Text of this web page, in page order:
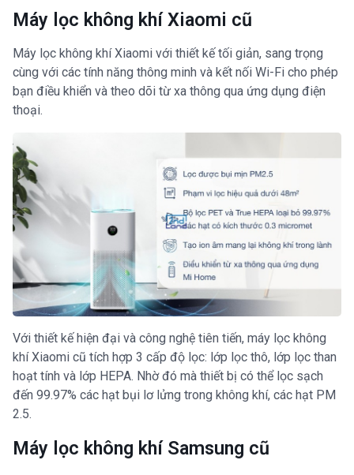
Máy lọc không khí Xiaomi cũ
Máy lọc không khí Xiaomi với thiết kế tối giản, sang trọng
cùng với các tính năng thông minh và kết nối Wi-Fi cho phép
bạn điều khiển và theo dõi từ xa thông qua ứng dụng điện
thoại.
Với thiết kế hiện đại và công nghệ tiên tiến, máy lọc không
khí Xiaomi cũ tích hợp 3 cấp độ lọc: lớp lọc thô, lớp lọc than
hoạt tính và lớp HEPA. Nhờ đó mà thiết bị có thể lọc sạch
đến 99.97% các hạt bụi lơ lửng trong không khí, các hạt PM
2.5.
Máy lọc không khí Samsung cũ